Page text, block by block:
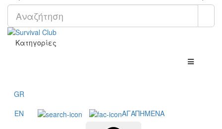
Κατηγορίες
GR
EN
ΑΓΑΠΗΜΕΝΑ